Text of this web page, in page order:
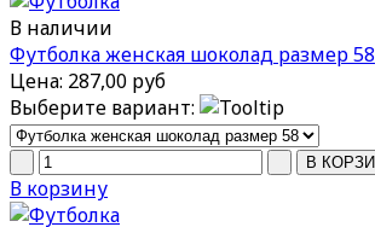
В наличии
Футболка женская шоколад размер 58
Цена: 287,00 руб
Выберите вариант:
В корзину